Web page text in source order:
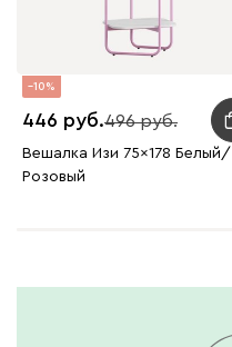
10
446 496
Вешалка Изи 75x178 Белый/
Розовый